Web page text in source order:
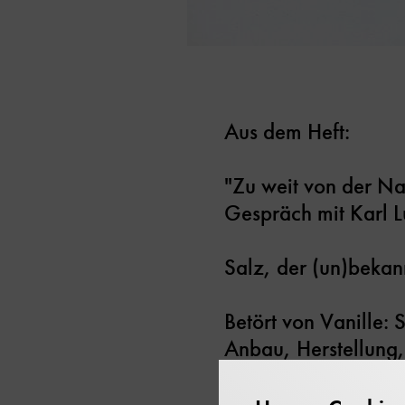
Aus dem Heft:
"Zu weit von der
Gespräch mit Karl
Salz, der
Betört von Vanille:
Anbau,